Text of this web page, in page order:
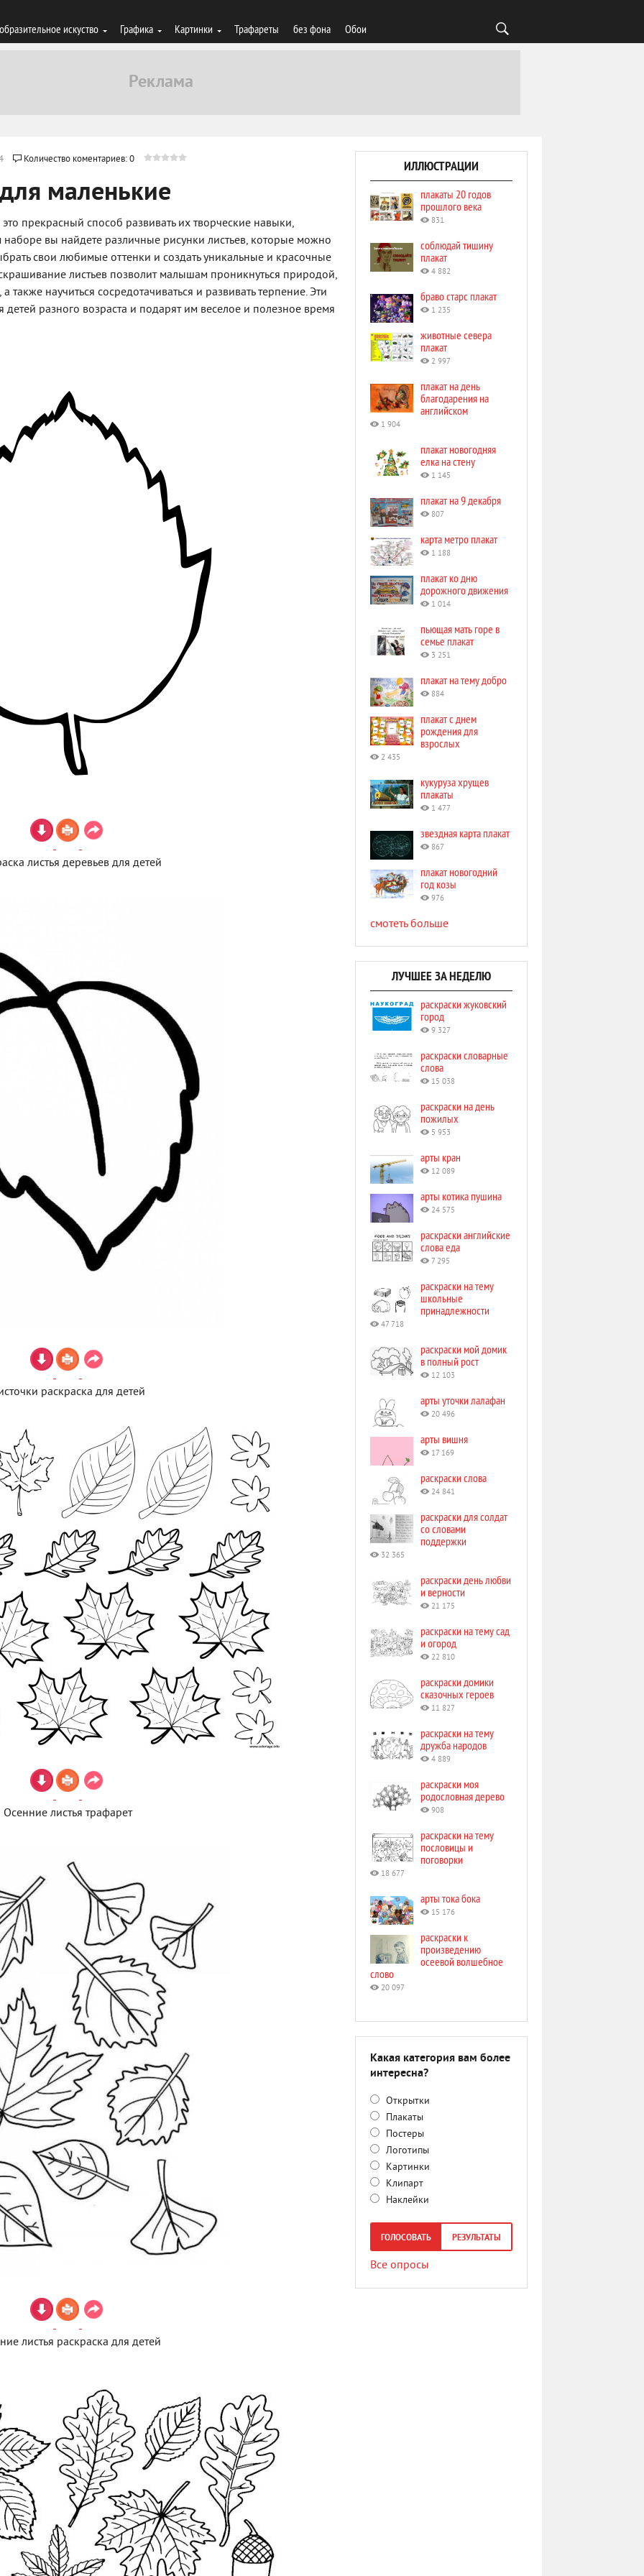
искуство Графика Картинки Трафареты без фона Обои
Количество коментариев: 0
маленькие
прекрасный способ развивать их творческие навыки,
вы найдете различные рисунки листьев, которые можно
свои любимые оттенки и создать уникальные и красочные
листьев позволит малышам проникнуться природой,
научиться сосредотачиваться и развивать терпение. Эти
детей разного возраста и подарят им веселое и полезное время
листья деревьев для детей
раскраска для детей
Осенние листья трафарет
листья раскраска для детей
ИЛЛЮСТРАЦИИ
плакаты 20 годов
прошлого века
831
соблюдай тишину
плакат
4 882
браво старс плакат
1 235
животные севера
плакат
2 997
плакат на день
благодарения на
английском
1 904
плакат новогодняя
елка на стену
1 145
плакат на 9 декабря
807
карта метро плакат
1 188
плакат ко дню
дорожного движения
1 014
пьющая мать горе в
семье плакат
3 251
плакат на тему добро
884
плакат с днем
рождения для
взрослых
2 435
кукуруза хрущев
плакаты
1 477
звездная карта плакат
867
плакат новогодний
год козы
976
смотеть больше
ЛУЧШЕЕ ЗА НЕДЕЛЮ
раскраски жуковский
город
9 327
раскраски словарные
слова
15 038
раскраски на день
пожилых
5 953
арты кран
12 089
арты котика пушина
24 575
раскраски английские
слова еда
7 295
раскраски на тему
школьные
принадлежности
47 718
раскраски мой домик
в полный рост
12 103
арты уточки лалафан
20 496
арты вишня
17 169
раскраски слова
24 841
раскраски для солдат
со словами
поддержки
32 365
раскраски день любви
и верности
21 175
раскраски на тему сад
и огород
22 810
раскраски домики
сказочных героев
11 827
раскраски на тему
дружба народов
4 889
раскраски моя
родословная дерево
908
раскраски на тему
пословицы и
поговорки
18 677
арты тока бока
15 176
раскраски к
произведению
осеевой волшебное
слово
20 097
Какая категория вам более
интересна?
Открытки
Плакаты
Постеры
Логотипы
Картинки
Клипарт
Наклейки
ГОЛОСОВАТЬ РЕЗУЛЬТАТЫ
Все опросы